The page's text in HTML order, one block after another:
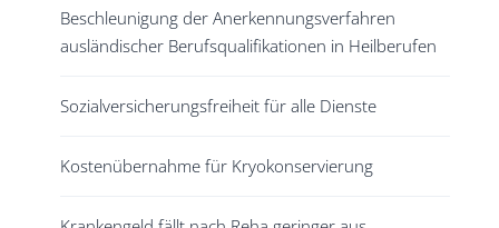
Beschleunigung der Anerkennungsverfahren
ausländischer Berufsqualifikationen in Heilberufen
Sozialversicherungsfreiheit für alle Dienste
Kostenübernahme für Kryokonservierung